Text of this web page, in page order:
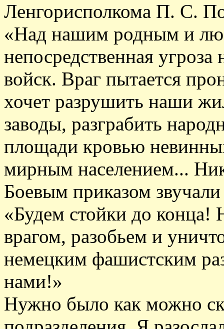
Ленгорисполкома П. С.
«Над нашим родным и
непосредственная
войск. Враг пытается
хочет разрушить наши
заводы, разграбить
площади кровью
мирным населением...
Боевым приказом
«Будем стойки до конца!
врагом, разобьем и
немецким фашистским
нами!»
Нужно было как можно